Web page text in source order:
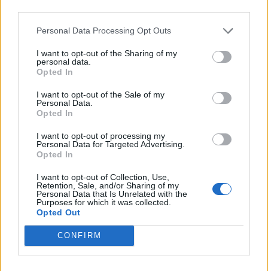
Personal Data Processing Opt Outs
I want to opt-out of the Sharing of my
personal data.
Opted In
I want to opt-out of the Sale of my
Personal Data.
Opted In
I want to opt-out of processing my
Personal Data for Targeted Advertising.
Opted In
I want to opt-out of Collection, Use,
Retention, Sale, and/or Sharing of my
Personal Data that Is Unrelated with the
Purposes for which it was collected.
Opted Out
CONFIRM
οι σχετικοί έλεγχοι. Καλούνται οι καταναλωτές
που έχουν προμηθευτεί το ανωτέρω προϊόν, να
μην το καταναλώσουν.
Facebook
Twitter